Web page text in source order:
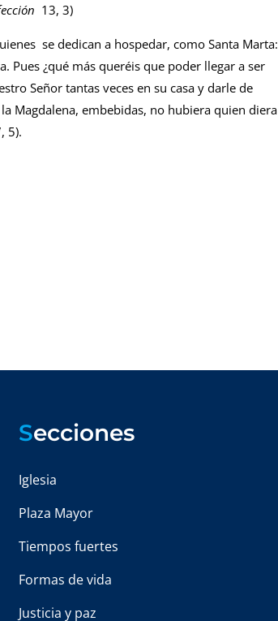
13, 3)
se dedican a hospedar, como Santa Marta:
Pues ¿qué más queréis que poder llegar a ser
Señor tantas veces en su casa y darle de
Magdalena, embebidas, no hubiera quien diera
5).
Secciones
Iglesia
Plaza Mayor
Tiempos fuertes
Formas de vida
Justicia y paz